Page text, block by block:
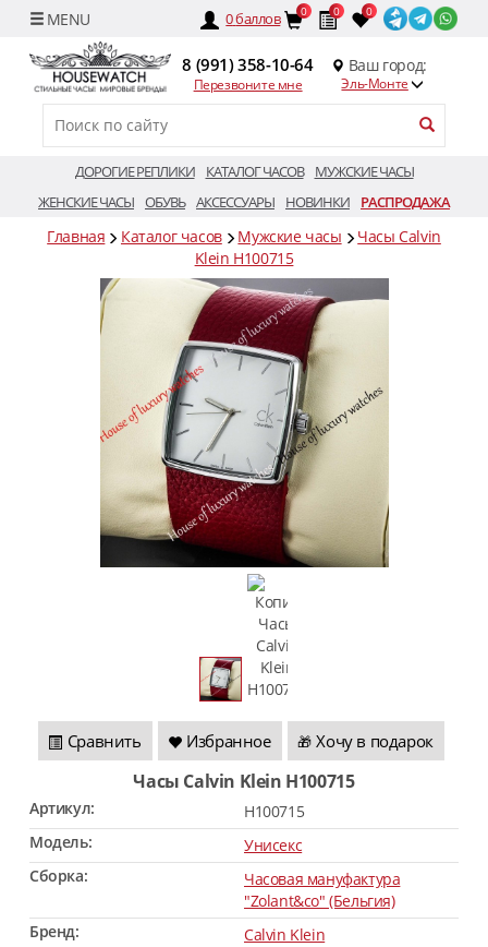
0баллов 0 0 0
8 (991) 358-10-64
Перезвоните мне
Ваш город:
Эль-Монте
ДОРОГИЕ РЕПЛИКИ КАТАЛОГ ЧАСОВ
МУЖСКИЕ ЧАСЫ
ЖЕНСКИЕ ЧАСЫ ОБУВЬ АКСЕССУАРЫ НОВИНКИ РАСПРОДАЖА
Главная Каталог часов Мужские часы
Часы Calvin
Klein H100715
Сравнить Избранное 🎁 Хочу в подарок
Часы Calvin Klein H100715
Артикул:
H100715
Модель:
Унисекс
Сборка:
Часовая мануфактура
"Zolant&co" (Бельгия)
Бренд:
Calvin Klein